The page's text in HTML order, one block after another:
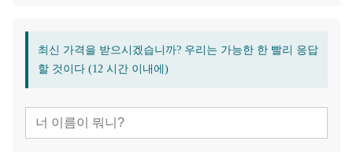
최신 가격을 받으시겠습니까? 우리는 가능한 한 빨리 응답
할 것이다 (12 시간 이내에)